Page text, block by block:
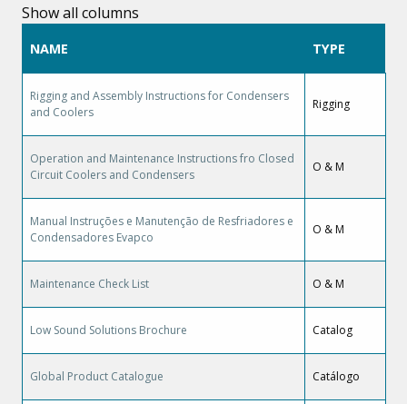
Show all columns
NAME TYPE
Rigging and Assembly Instructions for Condensers
and Coolers
Rigging
Operation and Maintenance Instructions fro Closed
Circuit Coolers and Condensers
O & M
Manual Instruções e Manutenção de Resfriadores e
Condensadores Evapco
O & M
Maintenance Check List O & M
Low Sound Solutions Brochure Catalog
Global Product Catalogue Catálogo